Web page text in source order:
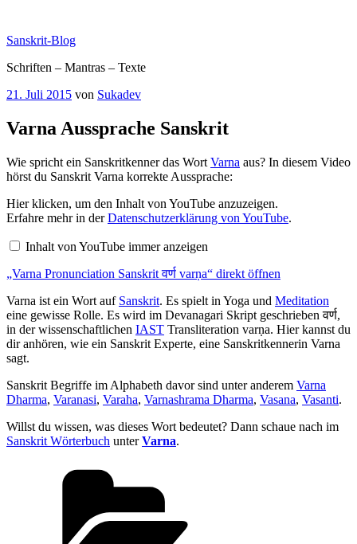
springen
Sanskrit-Blog
Schriften – Mantras – Texte
Veröffentlicht
21. Juli 2015 von Sukadev
Varna Aussprache Sanskrit
Wie spricht ein Sanskritkenner das Wort Varna aus? In diesem Video
hörst du Sanskrit Varna korrekte Aussprache:
„Varna
Pronunciation
Sanskrit
varṇa“
YouTube
Hier klicken, um den Inhalt von YouTube anzuzeigen.
Erfahre mehr in derDatenschutzerklärung von YouTube.
Inhalt von YouTube immer anzeigen
„Varna Pronunciation Sanskrit वर्ण varṇa“ direkt öffnen
Varna ist ein Wort auf Sanskrit. Es spielt in Yoga und Meditation
eine gewisse Rolle. Es wird im Devanagari Skript geschrieben वर्ण,
in der wissenschaftlichen IAST Transliteration varṇa. Hier kannst du
dir anhören, wie ein Sanskrit Experte, eine Sanskritkennerin Varna
sagt.
Sanskrit Begriffe im Alphabeth davor sind unter anderem Varna
Dharma, Varanasi, Varaha, Varnashrama Dharma, Vasana, Vasanti.
Willst du wissen, was dieses Wort bedeutet? Dann schaue nach im
Sanskrit Wörterbuch unterVarna.